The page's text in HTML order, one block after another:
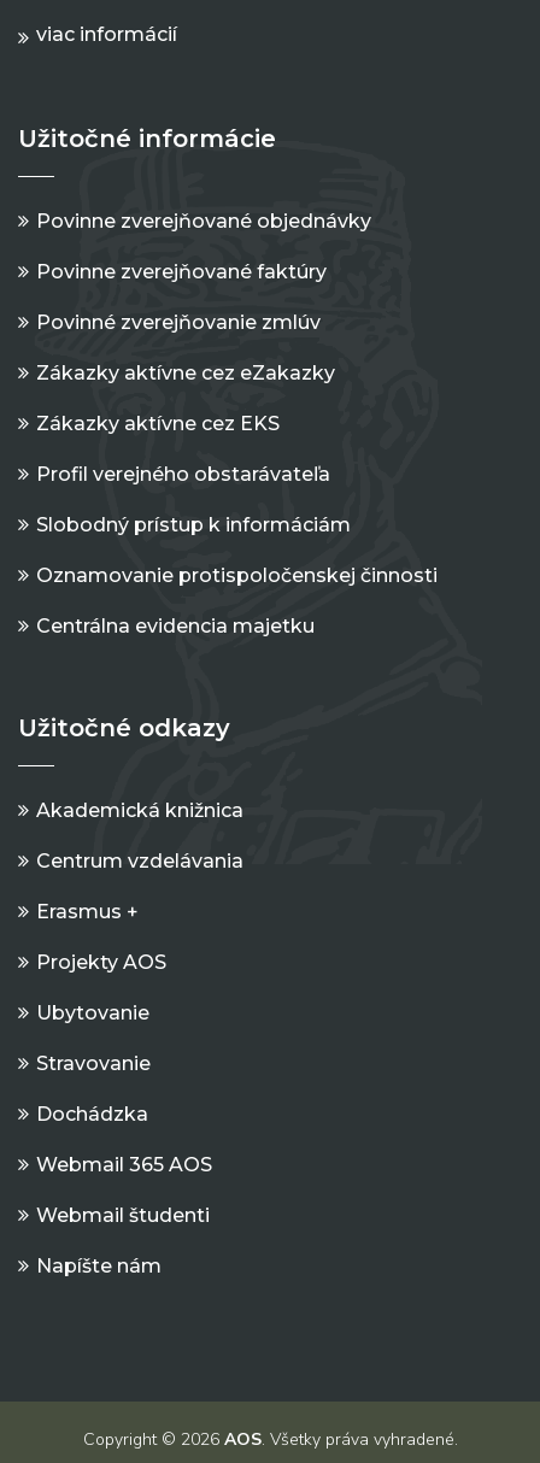
viac informácií
Užitočné informácie
Povinne zverejňované objednávky
Povinne zverejňované faktúry
Povinné zverejňovanie zmlúv
Zákazky aktívne cez eZakazky
Zákazky aktívne cez EKS
Profil verejného obstarávateľa
Slobodný prístup k informáciám
Oznamovanie protispoločenskej činnosti
Centrálna evidencia majetku
Užitočné odkazy
Akademická knižnica
Centrum vzdelávania
Erasmus +
Projekty AOS
Ubytovanie
Stravovanie
Dochádzka
Webmail 365 AOS
Webmail študenti
Napíšte nám
Copyright © 2026 AOS. Všetky práva vyhradené.